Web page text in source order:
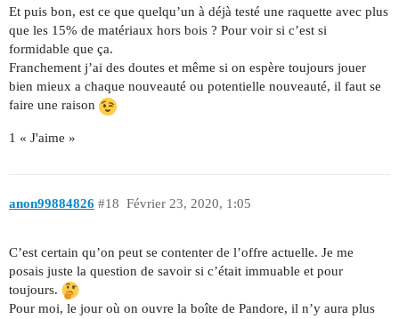
Et puis bon, est ce que quelqu’un à déjà testé une raquette avec plus
que les 15% de matériaux hors bois ? Pour voir si c’est si
formidable que ça.
Franchement j’ai des doutes et même si on espère toujours jouer
bien mieux a chaque nouveauté ou potentielle nouveauté, il faut se
faire une raison
1 « J'aime »
anon99884826 Février 23, 2020, 1:05
#18
C’est certain qu’on peut se contenter de l’offre actuelle. Je me
posais juste la question de savoir si c’était immuable et pour
toujours.
Pour moi, le jour où on ouvre la boîte de Pandore, il n’y aura plus